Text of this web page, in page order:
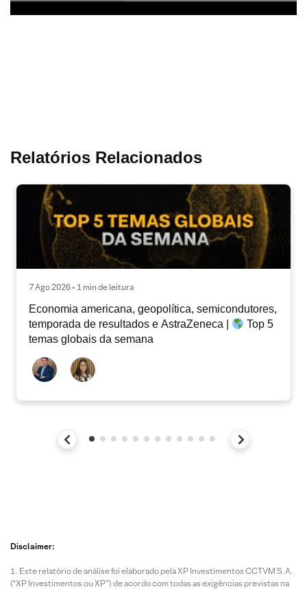
Relatórios Relacionados
7 Ago 2026 • 1 min de leitura
Economia americana, geopolítica, semicondutores,
temporada de resultados e AstraZeneca |
Top 5
temas globais da semana
Disclaimer:
Este relatório de análise foi elaborado pela XP Investimentos CCTVM S.A.
(“XP Investimentos ou XP”) de acordo com todas as exigências previstas na